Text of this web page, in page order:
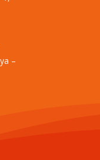
–